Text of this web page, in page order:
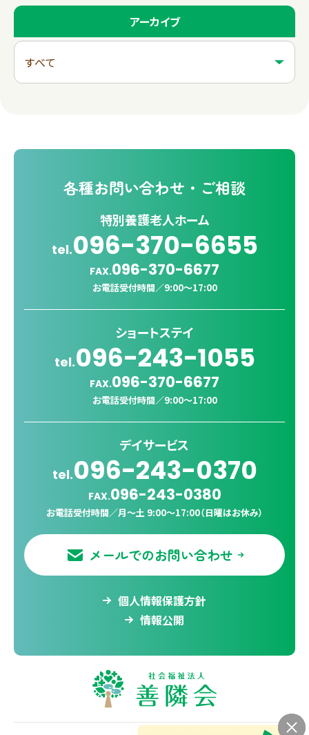
アーカイブ
各種お問い合わせ・ご相談
特別養護老人ホーム
tel.096-370-6655
FAX.096-370-6677
お電話受付時間／9:00〜17:00
ショートステイ
tel.096-243-1055
FAX.096-370-6677
お電話受付時間／9:00〜17:00
デイサービス
tel.096-243-0370
FAX.096-243-0380
お電話受付時間／月〜土 9:00〜17:00（日曜はお休み）
メールでのお問い合わせ
個人情報保護方針
情報公開